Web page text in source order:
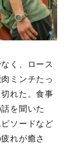
く、ロース
ミンチたっ
れた。食事
を聞いた
ソードなど
れが癒さ